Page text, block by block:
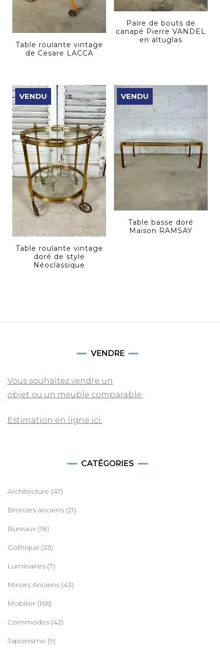
Table roulante vintage
de Cesare LACCA
Paire de bouts de
canapé Pierre VANDEL
en altuglas
VENDU
Table roulante vintage
doré de style
Néoclassique
VENDU
Table basse doré
Maison RAMSAY
VENDRE
Vous souhaitez vendre un
objet ou un meuble comparable.
Estimation en ligne ici.
CATÉGORIES
Architecture (47)
Bronzes anciens (21)
Bureaux (18)
Gothique (23)
Luminaires (7)
Miroirs Anciens (43)
Mobilier (166)
Commodes (42)
Japonisme (9)